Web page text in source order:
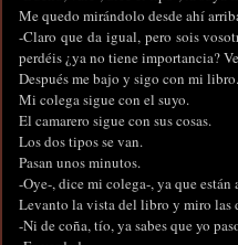
Me quedo mirándolo desde ahí
-Claro que da igual, pero sois
perdéis ¿ya no tiene importancia?
Después me bajo y sigo con mi libro.
Mi colega sigue con el suyo.
El camarero sigue con sus cosas.
Los dos tipos se van.
Pasan unos minutos.
-Oye-, dice mi colega-, ya que están
Levanto la vista del libro y miro las
-Ni de coña, tío, ya sabes que yo